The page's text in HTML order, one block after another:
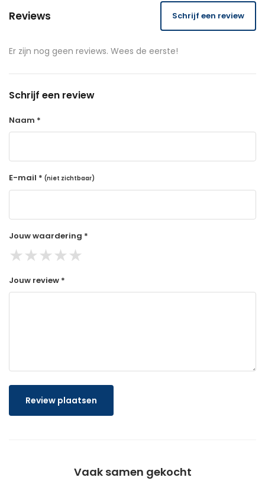
Reviews Schrijf een review
Er zijn nog geen reviews. Wees de eerste!
Schrijf een review
Naam *
E-mail * (niet zichtbaar)
Jouw waardering *
★★★★★
Jouw review *
Review plaatsen
Vaak samen gekocht